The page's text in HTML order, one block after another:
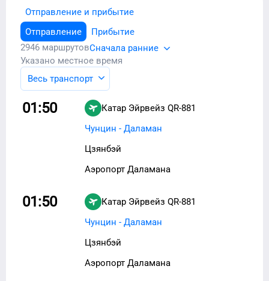
Отправление и прибытие
Отправление
Прибытие
2946 маршрутовСначала ранние
Указано местное время
Весь транспорт
01:50 Катар Эйрвейз QR-881
Чунцин - Даламан
Цзянбэй
Аэропорт Даламана
01:50 Катар Эйрвейз QR-881
Чунцин - Даламан
Цзянбэй
Аэропорт Даламана